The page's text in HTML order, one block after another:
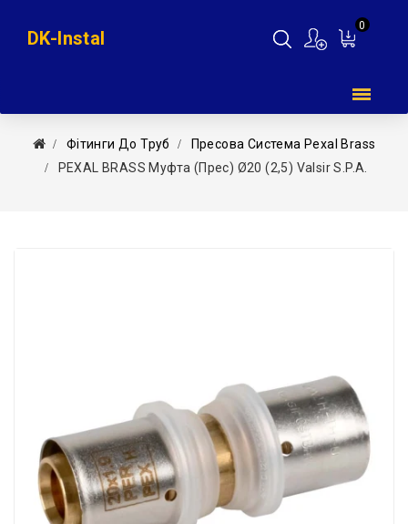
0
DK-Instal
Фітинги До Труб
Пресова Система Pexal Brass
PEXAL BRASS Муфта (прес) Ø20 (2,5) Valsir S.p.A.